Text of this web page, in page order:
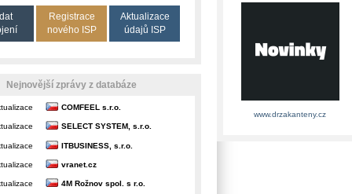
Registrace
nového ISP
Aktualizace
údajů ISP
Nejnovější zprávy z databáze
COMFEEL s.r.o.
SELECT SYSTEM, s.r.o.
ITBUSINESS, s.r.o.
vranet.cz
4M Rožnov spol. s r.o.
www.drzakanteny.cz